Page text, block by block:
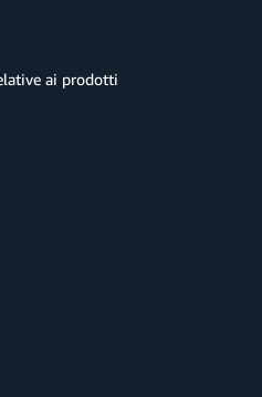
ai prodotti